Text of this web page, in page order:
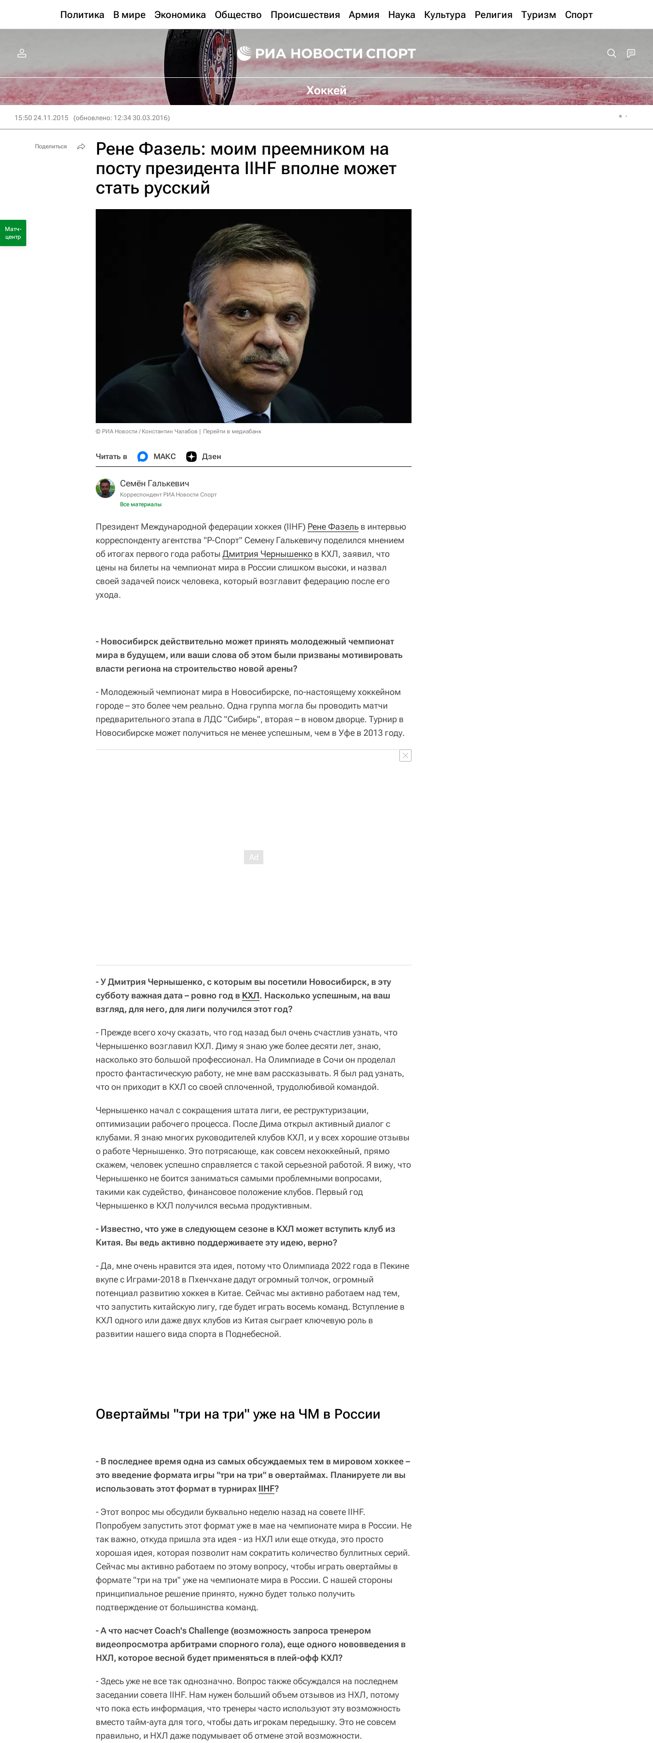
Политика В мире Экономика Общество Происшествия Армия Наука Культура Религия Туризм Спорт
Хоккей
15:50 24.11.2015 (обновлено: 12:34 30.03.2016)
Рене Фазель: моим преемником на
посту президента IIHF вполне может
стать русский
© РИА Новости / Константин Чалабов Перейти в медиабанк
Читать в МАКС Дзен
Семён Галькевич
Корреспондент РИА Новости Спорт
Все материалы
Президент Международной федерации хоккея (IIHF) Рене Фазель в интервью
корреспонденту агентства "Р-Спорт" Семену Галькевичу поделился мнением
об итогах первого года работы Дмитрия Чернышенко в КХЛ, заявил, что
цены на билеты на чемпионат мира в России слишком высоки, и назвал
своей задачей поиск человека, который возглавит федерацию после его
ухода.
- Новосибирск действительно может принять молодежный чемпионат
мира в будущем, или ваши слова об этом были призваны мотивировать
власти региона на строительство новой арены?
- Молодежный чемпионат мира в Новосибирске, по-настоящему хоккейном
городе – это более чем реально. Одна группа могла бы проводить матчи
предварительного этапа в ЛДС "Сибирь", вторая – в новом дворце. Турнир в
Новосибирске может получиться не менее успешным, чем в Уфе в 2013 году.
- У Дмитрия Чернышенко, с которым вы посетили Новосибирск, в эту
субботу важная дата – ровно год в КХЛ. Насколько успешным, на ваш
взгляд, для него, для лиги получился этот год?
- Прежде всего хочу сказать, что год назад был очень счастлив узнать, что
Чернышенко возглавил КХЛ. Диму я знаю уже более десяти лет, знаю,
насколько это большой профессионал. На Олимпиаде в Сочи он проделал
просто фантастическую работу, не мне вам рассказывать. Я был рад узнать,
что он приходит в КХЛ со своей сплоченной, трудолюбивой командой.
Чернышенко начал с сокращения штата лиги, ее реструктуризации,
оптимизации рабочего процесса. После Дима открыл активный диалог с
клубами. Я знаю многих руководителей клубов КХЛ, и у всех хорошие отзывы
о работе Чернышенко. Это потрясающе, как совсем нехоккейный, прямо
скажем, человек успешно справляется с такой серьезной работой. Я вижу, что
Чернышенко не боится заниматься самыми проблемными вопросами,
такими как судейство, финансовое положение клубов. Первый год
Чернышенко в КХЛ получился весьма продуктивным.
- Известно, что уже в следующем сезоне в КХЛ может вступить клуб из
Китая. Вы ведь активно поддерживаете эту идею, верно?
- Да, мне очень нравится эта идея, потому что Олимпиада 2022 года в Пекине
вкупе с Играми-2018 в Пхенчхане дадут огромный толчок, огромный
потенциал развитию хоккея в Китае. Сейчас мы активно работаем над тем,
что запустить китайскую лигу, где будет играть восемь команд. Вступление в
КХЛ одного или даже двух клубов из Китая сыграет ключевую роль в
развитии нашего вида спорта в Поднебесной.
Овертаймы "три на три" уже на ЧМ в России
- В последнее время одна из самых обсуждаемых тем в мировом хоккее –
это введение формата игры "три на три" в овертаймах. Планируете ли вы
использовать этот формат в турнирах IIHF?
- Этот вопрос мы обсудили буквально неделю назад на совете IIHF.
Попробуем запустить этот формат уже в мае на чемпионате мира в России. Не
так важно, откуда пришла эта идея - из НХЛ или еще откуда, это просто
хорошая идея, которая позволит нам сократить количество буллитных серий.
Сейчас мы активно работаем по этому вопросу, чтобы играть овертаймы в
формате "три на три" уже на чемпионате мира в России. С нашей стороны
принципиальное решение принято, нужно будет только получить
подтверждение от большинства команд.
- А что насчет Coach's Challenge (возможность запроса тренером
видеопросмотра арбитрами спорного гола), еще одного нововведения в
НХЛ, которое весной будет применяться в плей-офф КХЛ?
- Здесь уже не все так однозначно. Вопрос также обсуждался на последнем
заседании совета IIHF. Нам нужен больший объем отзывов из НХЛ, потому
что пока есть информация, что тренеры часто используют эту возможность
вместо тайм-аута для того, чтобы дать игрокам передышку. Это не совсем
правильно, и НХЛ даже подумывает об отмене этой возможности.
Поделиться
Матч-
центр